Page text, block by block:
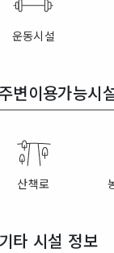
운동시설
변이용가능시
산책로
타 시설 정보